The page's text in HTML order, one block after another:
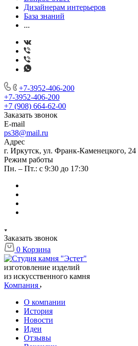
Дизайнерам интерьеров
База знаний
...
+7-3952-406-200
+7-3952-406-200
+7 (908) 664-62-00
Заказать звонок
E-mail
ps38@mail.ru
Адрес
г. Иркутск, ул. Франк-Каменецкого, 24
Режим работы
Пн. – Пт.: с 9:30 до 17:30
Заказать звонок
0 Корзина
изготовление изделий
из искусственного камня
Компания
О компании
История
Новости
Идеи
Отзывы